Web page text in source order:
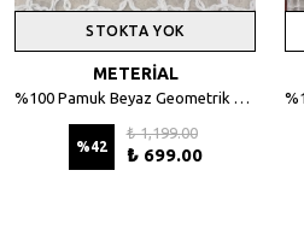
STOKTA YOK
METERİAL
%100 Pamuk Beyaz Geometrik Desenli File Kumaş - 135 cm En
%42
₺ 1,199.00
₺ 699.00